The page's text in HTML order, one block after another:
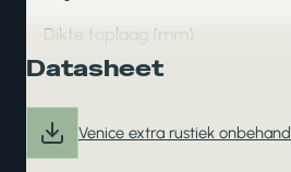
Dikte toplaag (mm)
Datasheet
Venice extra rustiek